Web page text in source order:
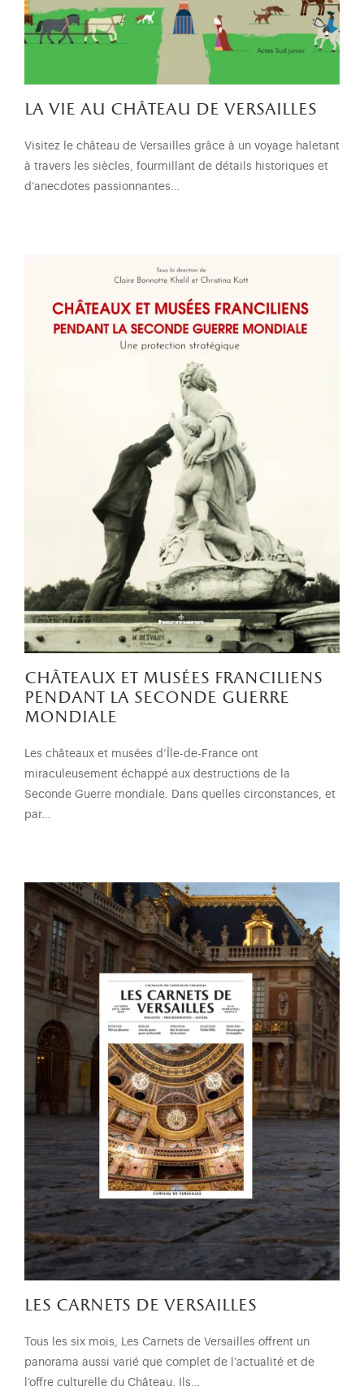
la vie au château de versailles
Visitez le château de Versailles grâce à un voyage haletant
à travers les siècles, fourmil­lant de détails historiques et
d’anecdotes passionnantes…
châteaux et musées franciliens
pendant la seconde guerre
mondiale
Les châteaux et musées d’Île-de-France ont
miraculeusement échappé aux destructions de la
Seconde Guerre mondiale. Dans quelles circonstances, et
par…
les carnets de versailles
Tous les six mois, Les Carnets de Versailles offrent un
panorama aussi varié que complet de l’actualité et de
l’offre culturelle du Château. Ils…